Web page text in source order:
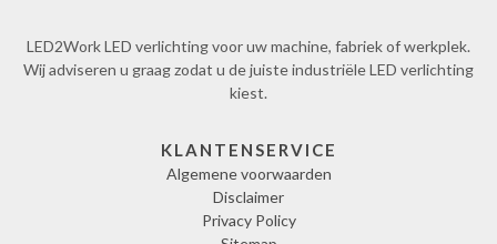
LED2Work LED verlichting voor uw machine, fabriek of werkplek.
Wij adviseren u graag zodat u de juiste industriële LED verlichting
kiest.
KLANTENSERVICE
Algemene voorwaarden
Disclaimer
Privacy Policy